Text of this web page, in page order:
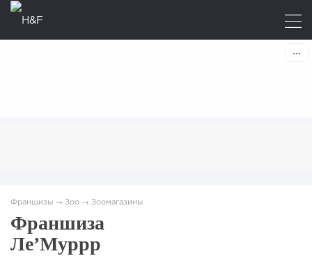
Франшизы → Зоо → Зоомагазины
Франшиза
Ле’Муррр